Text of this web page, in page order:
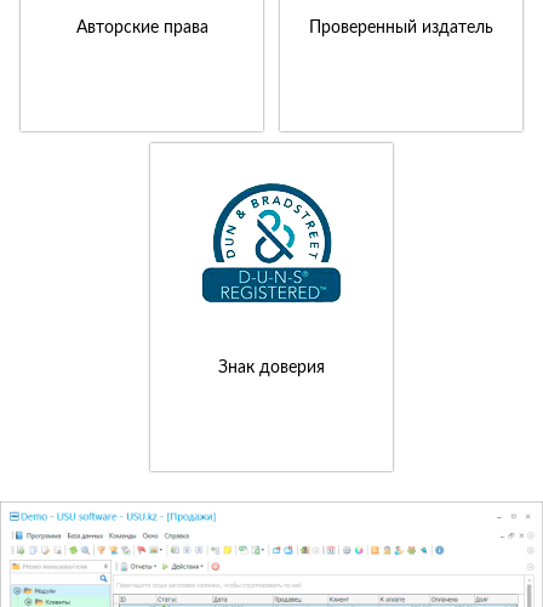
Авторские права Проверенный издатель
Знак доверия